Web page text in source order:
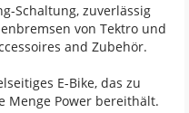
Schaltung, zuverlässig
von Tektro und
and Zubehör.
E-Bike, das zu
Menge Power bereithält.